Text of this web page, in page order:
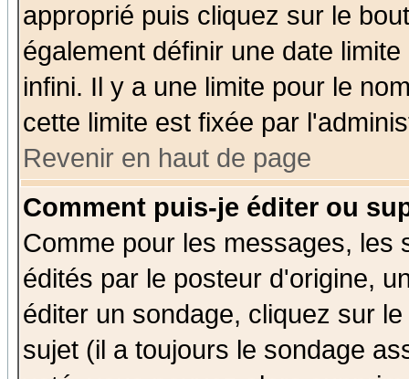
approprié puis cliquez sur le
également définir une date
infini. Il y a une limite pour le
cette limite est fixée par
Revenir en haut de page
Comment puis-je éditer ou
Comme pour les messages, les
édités par le posteur d'origine,
éditer un sondage, cliquez sur
sujet (il a toujours le sondage